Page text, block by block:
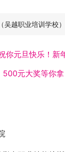
吴越职业培训学校）
元旦快乐！新
元大奖等你拿